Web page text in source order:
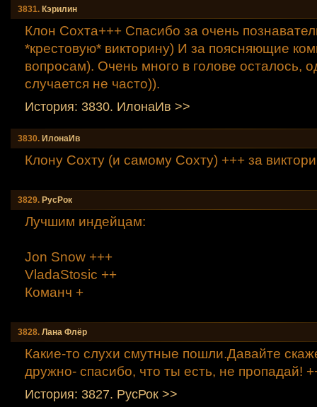
3831. Кэрилин
Клон Сохта+++ Спасибо за очень
*крестовую* викторину) И за поясняющие
вопросам). Очень много в голове осталось,
случается не часто)).
История: 3830. ИлонаИв >>
3830. ИлонаИв
Клону Сохту (и самому Сохту) +++ за
3829. РусРок
Лучшим индейцам:
Jon Snow +++
VladaStosic ++
Команч +
3828. Лана Флёр
Какие-то слухи смутные пошли.Давайте
дружно- спасибо, что ты есть, не пропадай!
История: 3827. РусРок >>